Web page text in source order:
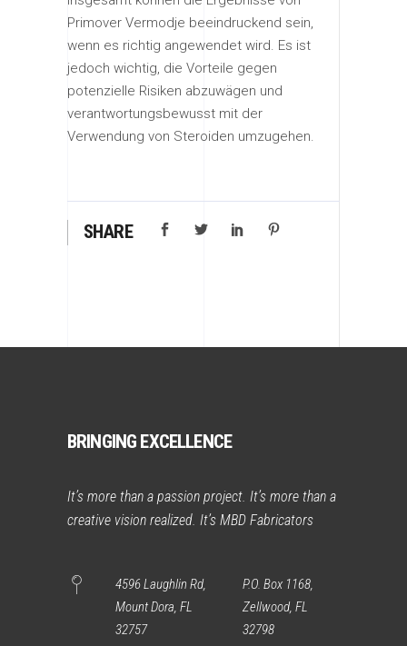
Primover Vermodje beeindruckend sein,
wenn es richtig angewendet wird. Es ist
jedoch wichtig, die Vorteile gegen
potenzielle Risiken abzuwägen und
verantwortungsbewusst mit der
Verwendung von Steroiden umzugehen.
SHARE
BRINGING EXCELLENCE
It’s more than a passion project. It’s more than a
creative vision realized. It’s MBD Fabricators
4596 Laughlin Rd,
Mount Dora, FL
32757
P.O. Box 1168,
Zellwood, FL
32798